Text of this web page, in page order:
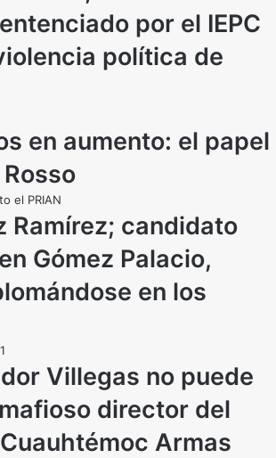
por el IEPC
política de
en aumento: el papel
Ramírez; candidato
Gómez Palacio,
en los
Villegas no puede
director del
Armas